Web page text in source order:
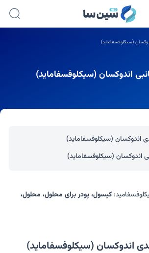
(سیکلوفسفاماید)
اندوکسان (سیکلوفسفاماید)
اندوکسان (سیکلوفسفاماید)
اندوکسان (سیکلوفسفاماید)
کپسول، پودر برای محلول، محلول،
اندوکسان (سیکلوفسفاماید)